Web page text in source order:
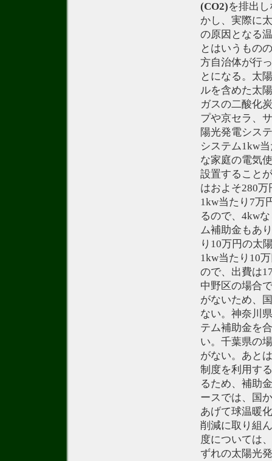
(CO2)を排出
かし、実際に
の原因となる
とはいうもの
方自治体が行
とになる。太
ルを含めた太
ガスの二酸化
プや京セラ、
陽光発電シス
システム1kw
な家庭の電気
設置すること
はおよそ280
1kw当たり7万
るので、4kw
ム補助金もあ
り10万円の太
1kw当たり10
ので、出費は
中野区の場合
がないため、
ない。神奈川
テム補助金を
い。千葉県の
がない。あと
制度を利用す
るため、補助
ースでは、国
あげて球温暖
削減に取り組
度については
ずれの太陽光